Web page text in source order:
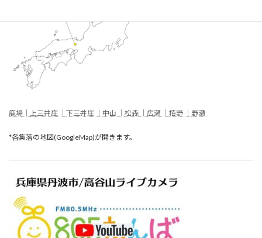
鹿場｜ 上三井庄 ｜ 下三井庄 ｜ 中山 ｜ 松森 ｜ 広瀬 ｜ 栢野 ｜ 野瀬
*各集落の地図(GoogleMap)が開きます。